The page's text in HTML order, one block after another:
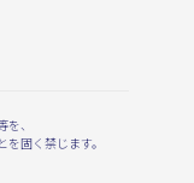
、
固く禁じます。